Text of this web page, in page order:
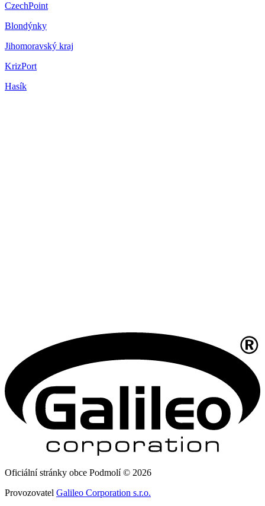
CzechPoint
Blondýnky
Jihomoravský kraj
KrizPort
Hasík
Oficiální stránky obce Podmolí © 2026
Provozovatel Galileo Corporation s.r.o.